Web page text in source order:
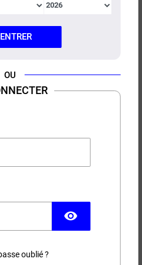
ENTRER
OU
visibility
oublié ?
TC ELEAF
(27 avis)